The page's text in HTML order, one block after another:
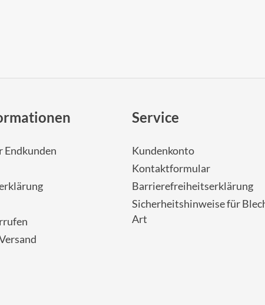
Endkunden
Service
Kundenkonto
Kontaktformular
Barrierefreiheitserklärung
Sicherheitshinweise für
Art